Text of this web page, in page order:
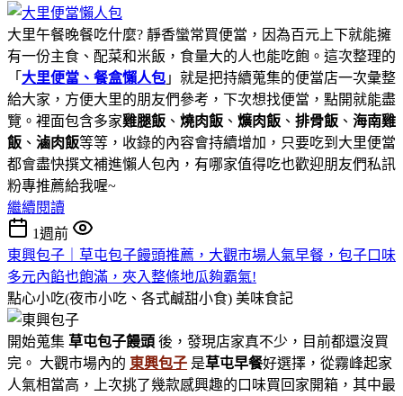
大里午餐晚餐吃什麼? 靜香蠻常買便當，因為百元上下就能擁
有一份主食、配菜和米飯，食量大的人也能吃飽。這次整理的
「 大里便當、餐盒懶人包 」就是把持續蒐集的便當店一次彙整
給大家，方便大里的朋友們參考，下次想找便當，點開就能盡
覽。裡面包含多家雞腿飯 、 燒肉飯 、 爌肉飯 、 排骨飯 、 海南雞
飯 、 滷肉飯等等，收錄的內容會持續增加，只要吃到大里便當
都會盡快撰文補進懶人包內，有哪家值得吃也歡迎朋友們私訊
粉專推薦給我喔~
繼續閱讀
1週前
東興包子｜草屯包子饅頭推薦，大觀市場人氣早餐，包子口味
多元內餡也飽滿，夾入整條地瓜夠霸氣!
點心小吃(夜市小吃、各式鹹甜小食) 美味食記
開始蒐集 草屯包子饅頭 後，發現店家真不少，目前都還沒買
完。 大觀市場內的 東興包子 是草屯早餐好選擇，從霧峰起家
人氣相當高，上次挑了幾款感興趣的口味買回家開箱，其中最